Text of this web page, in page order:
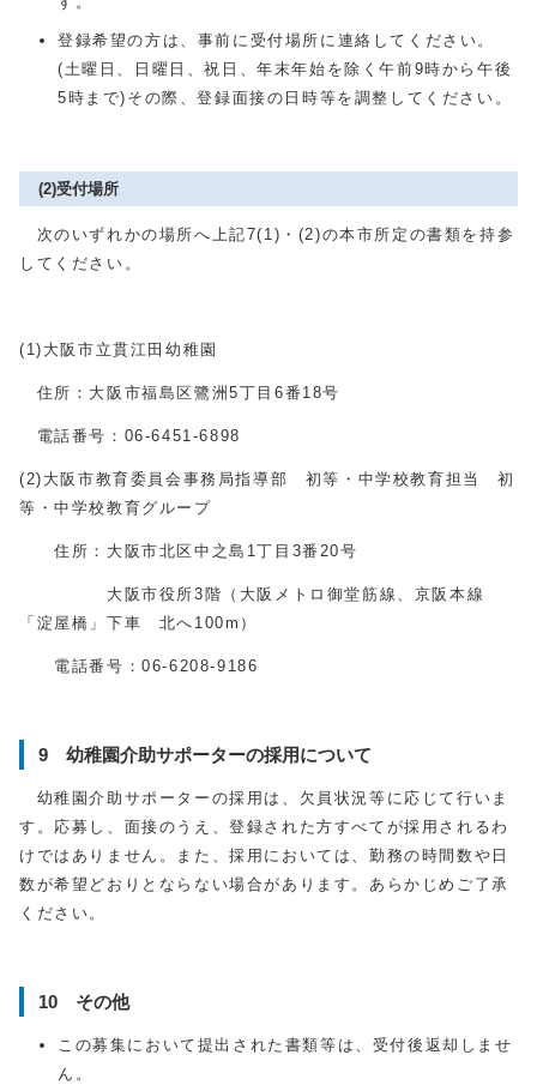
登録希望の方は、事前に受付場所に連絡してください。
(土曜日、日曜日、祝日、年末年始を除く午前9時から午後
5時まで)その際、登録面接の日時等を調整してください。
(2)受付場所
次のいずれかの場所へ上記7(1)・(2)の本市所定の書類を持参
してください。
(1)大阪市立貫江田幼稚園
住所：大阪市福島区鷺洲5丁目6番18号
電話番号：06-6451-6898
(2)大阪市教育委員会事務局指導部 初等・中学校教育担当 初
等・中学校教育グループ
住所：大阪市北区中之島1丁目3番20号
大阪市役所3階（大阪メトロ御堂筋線、京阪本線
「淀屋橋」下車 北へ100m）
電話番号：06-6208-9186
9 幼稚園介助サポーターの採用について
幼稚園介助サポーターの採用は、欠員状況等に応じて行いま
す。応募し、面接のうえ、登録された方すべてが採用されるわ
けではありません。また、採用においては、勤務の時間数や日
数が希望どおりとならない場合があります。あらかじめご了承
ください。
10 その他
この募集において提出された書類等は、受付後返却しませ
ん。